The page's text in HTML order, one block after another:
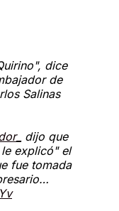
dice
de
Salinas
dijo que
explicó" el
fue tomada